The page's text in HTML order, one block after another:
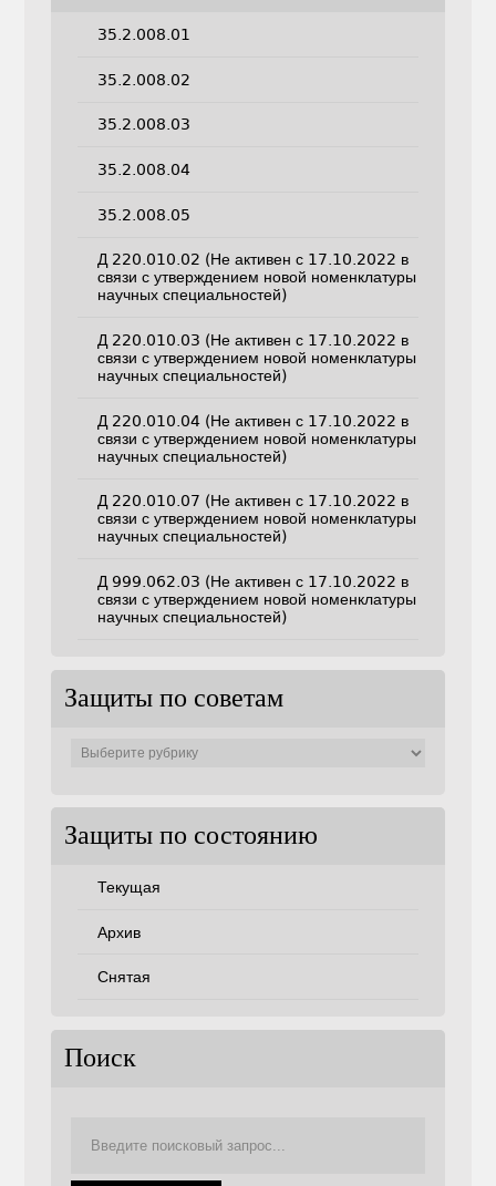
35.2.008.01
35.2.008.02
35.2.008.03
35.2.008.04
35.2.008.05
Д 220.010.02 (Не активен с 17.10.2022 в
связи с утверждением новой номенклатуры
научных специальностей)
Д 220.010.03 (Не активен с 17.10.2022 в
связи с утверждением новой номенклатуры
научных специальностей)
Д 220.010.04 (Не активен с 17.10.2022 в
связи с утверждением новой номенклатуры
научных специальностей)
Д 220.010.07 (Не активен с 17.10.2022 в
связи с утверждением новой номенклатуры
научных специальностей)
Д 999.062.03 (Не активен с 17.10.2022 в
связи с утверждением новой номенклатуры
научных специальностей)
Защиты по советам
Защиты по состоянию
Текущая
Архив
Снятая
Поиск